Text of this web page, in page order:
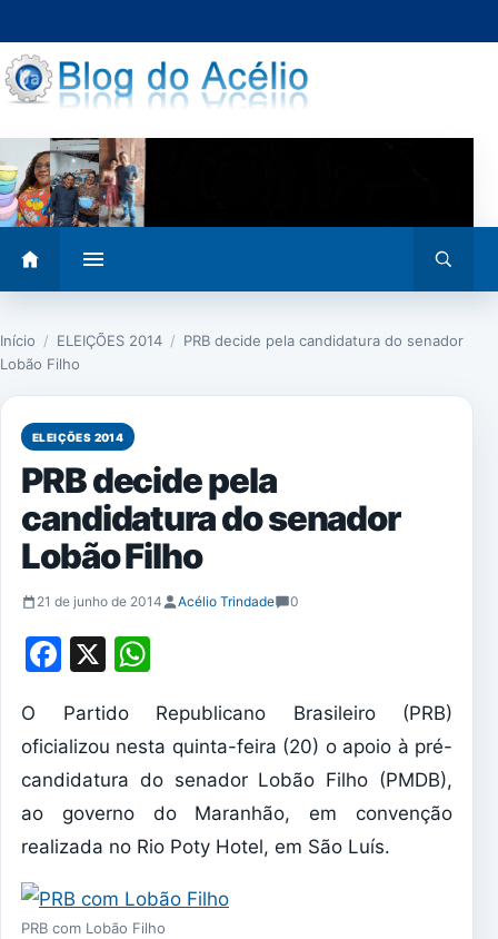
para
o
conteúdo
menu
busca
Início / ELEIÇÕES 2014 / PRB decide pela candidatura do senador
Lobão Filho
ELEIÇÕES 2014
PRB decide pela
candidatura do senador
Lobão Filho
21 de junho de 2014 Acélio Trindade 0
Facebook
X
O Partido Republicano Brasileiro (PRB)
oficializou nesta quinta-feira (20) o apoio à pré-
candidatura do senador Lobão Filho (PMDB),
ao governo do Maranhão, em convenção
realizada no Rio Poty Hotel, em São Luís.
PRB com Lobão Filho